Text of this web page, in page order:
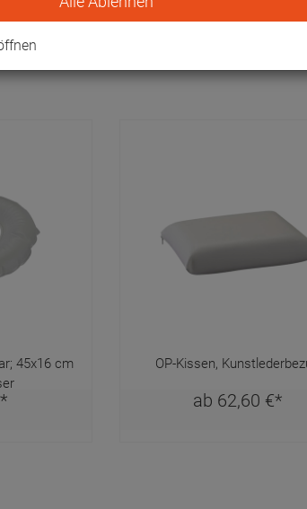
45x16 cm
*
OP-Kissen,
ab 62,60 €*